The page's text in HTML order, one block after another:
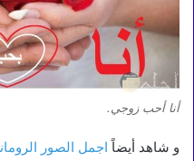
أنا أحب زوجي.
و شاهد أيضاً اجمل الصور